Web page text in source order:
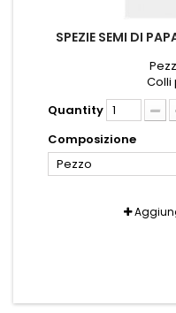
SPEZIE SEMI DI
Colli
Quantity
Composizione
Pezzo